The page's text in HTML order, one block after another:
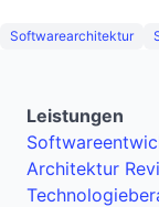
Softwarearchitektur
Leistungen
Architektur